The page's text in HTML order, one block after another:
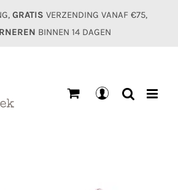
GRATIS VERZENDING VANAF €75,
BINNEN 14 DAGEN